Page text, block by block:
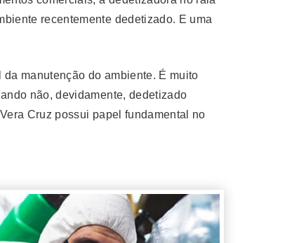
recentemente dedetizado. E uma
manutenção do ambiente. É muito
não, devidamente, dedetizado
Cruz possui papel fundamental no